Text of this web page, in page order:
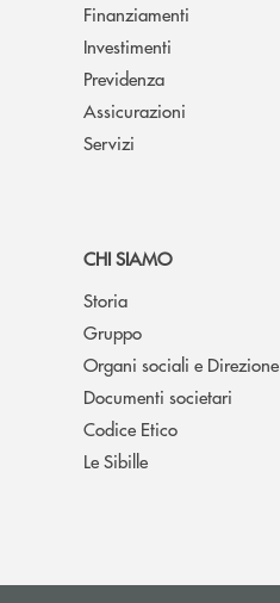
Finanziamenti
Investimenti
Previdenza
Assicurazioni
Servizi
CHI SIAMO
Storia
Gruppo
Organi sociali e Direzione
Documenti societari
Codice Etico
Le Sibille